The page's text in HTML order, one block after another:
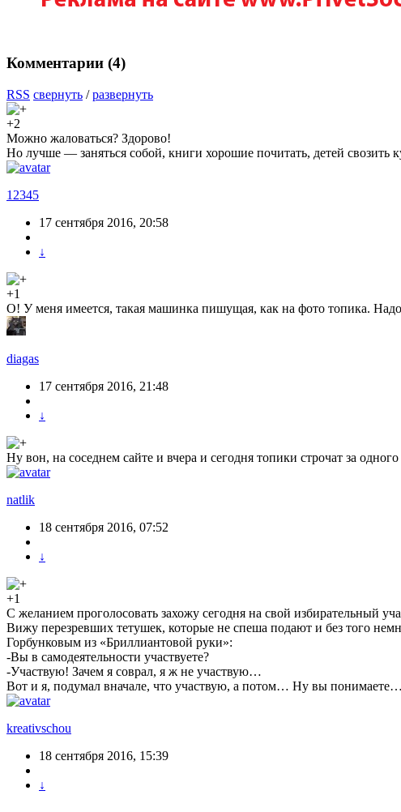
Комментарии (4)
RSS свернуть /развернуть
+2
Можно жаловаться? Здорово!
Но лучше — заняться собой, книги хорошие почитать, детей свозить
12345
17 сентября 2016, 20:58
↓
+1
О! У меня имеется, такая машинка пишущая, как на фото топика.
diagas
17 сентября 2016, 21:48
↓
Ну вон, на соседнем сайте и вчера и сегодня топики строчат за
natlik
18 сентября 2016, 07:52
↓
+1
С желанием проголосовать захожу сегодня на свой избирательный
Вижу перезревших тетушек, которые не спеша подают и без того
Горбунковым из «Бриллиантовой руки»:
-Вы в самодеятельности участвуете?
-Участвую! Зачем я соврал, я ж не участвую…
Вот и я, подумал вначале, что участвую, а потом… Ну вы понимаете…
kreativschou
18 сентября 2016, 15:39
↓